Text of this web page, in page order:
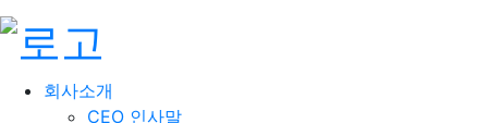
회사소개
CEO 인사말